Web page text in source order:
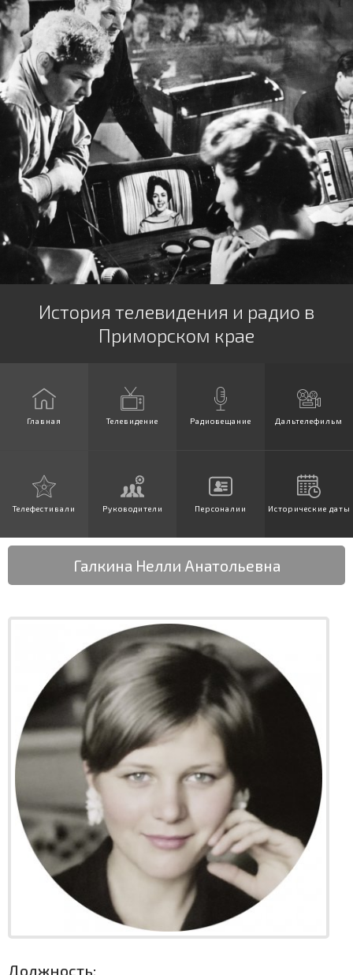
История телевидения и радио в
Приморском крае
Главная Телевидение Радиовещание Дальтелефильм
Телефестивали Руководители Персоналии Исторические даты
Галкина Нелли Анатольевна
Должность: